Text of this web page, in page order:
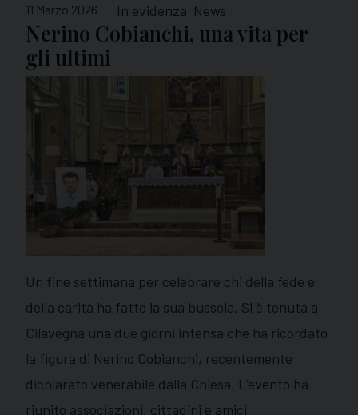
11 Marzo 2026 In evidenza News
Nerino Cobianchi, una vita per
gli ultimi
Un fine settimana per celebrare chi della fede e
della carità ha fatto la sua bussola. Si è tenuta a
Cilavegna una due giorni intensa che ha ricordato
la figura di Nerino Cobianchi, recentemente
dichiarato venerabile dalla Chiesa. L’evento ha
riunito associazioni, cittadini e amici